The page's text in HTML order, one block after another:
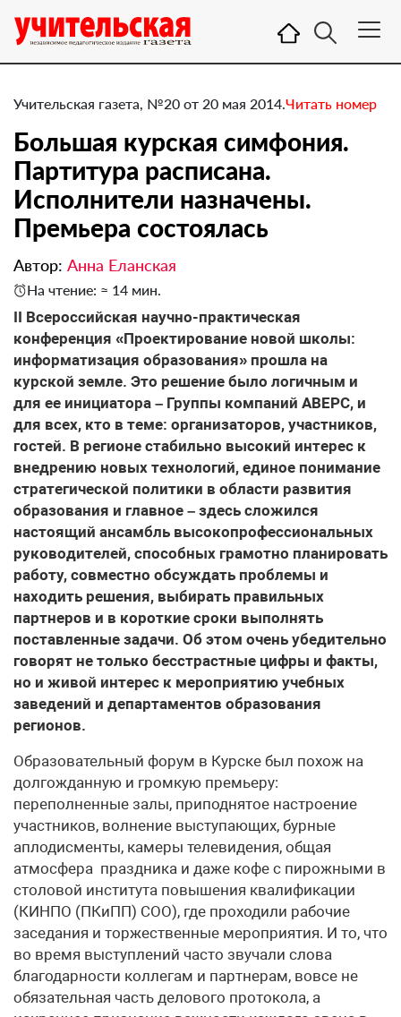
Учительская газета, №20 от 20 мая 2014.Читать номер
Большая курская симфония.
Партитура расписана.
Исполнители назначены.
Премьера состоялась
Автор: Анна Еланская
На чтение: ≈ 14 мин.
II Всероссийская научно-практическая
конференция «Проектирование новой школы:
информатизация образования» прошла на
курской земле. Это решение было логичным и
для ее инициатора – Группы компаний АВЕРС, и
для всех, кто в теме: организаторов, участников,
гостей. В регионе стабильно высокий интерес к
внедрению новых технологий, единое понимание
стратегической политики в области развития
образования и главное – здесь сложился
настоящий ансамбль высокопрофессиональных
руководителей, способных грамотно планировать
работу, совместно обсуждать проблемы и
находить решения, выбирать правильных
партнеров и в короткие сроки выполнять
поставленные задачи. Об этом очень убедительно
говорят не только бесстрастные цифры и факты,
но и живой интерес к мероприятию учебных
заведений и департаментов образования
регионов.
Образовательный форум в Курске был похож на
долгожданную и громкую премьеру:
переполненные залы, приподнятое настроение
участников, волнение выступающих, бурные
аплодисменты, камеры телевидения, общая
атмосфера праздника и даже кофе с пирожными в
столовой института повышения квалификации
(КИНПО (ПКиПП) СОО), где проходили рабочие
заседания и торжественные мероприятия. И то, что
во время выступлений часто звучали слова
благодарности коллегам и партнерам, вовсе не
обязательная часть делового протокола, а